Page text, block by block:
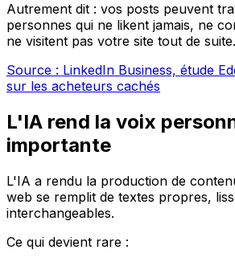
Autrement dit : vos posts peuvent
personnes qui ne likent jamais, ne
ne visitent pas votre site tout de suite.
Source : LinkedIn Business, étude
sur les acheteurs cachés
L'IA rend la voix
importante
L'IA a rendu la production de
web se remplit de textes propres,
interchangeables.
Ce qui devient rare :